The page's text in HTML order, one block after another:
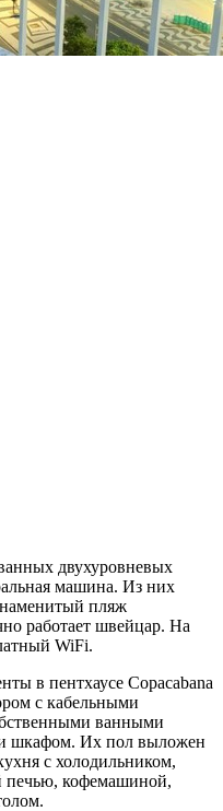
двухуровневых
машина. Из них
пляж
работает швейцар. На
WiFi.
в пентхаусе Copacabana
с кабельными
ванными
шкафом. Их пол выложен
с холодильником,
печью, кофемашиной,